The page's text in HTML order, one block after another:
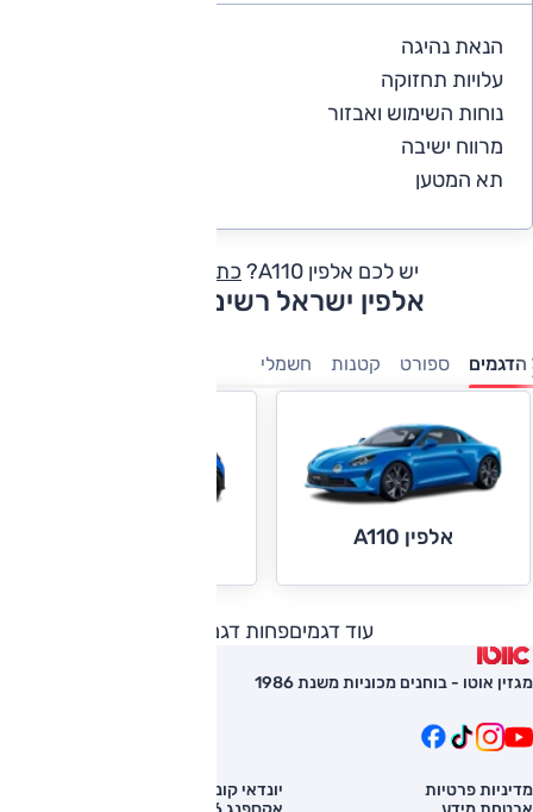
הנאת נהיגה
עלויות תחזוקה
נוחות השימוש ואבזור
מרווח ישיבה
תא המטען
יש לכם אלפין A110? כתבו חוות דעת
אלפין ישראל רשימת דגמים
הדגמים ספורט קטנות חשמלי
אלפין A110
עוד דגמיםפחות דגמים
מגזין אוטו - בוחנים מכוניות משנת 1986
מדיניות פרטיות
יונדאי קונה